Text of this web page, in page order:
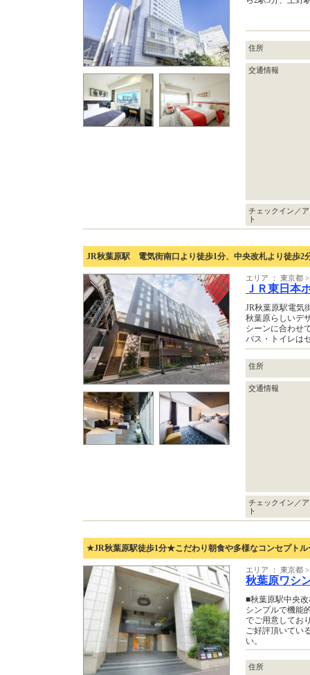
住所
交通情報
チェックイン／
ト
JR秋葉原駅 電気街南口より徒歩1分、中央改札より徒歩2
エリア ： 東京都
ＪＲ東日
JR秋葉原駅電気
秋葉原らしいデ
シーンに合わせ
バス・トイレは
住所
交通情報
チェックイン／
ト
★JR秋葉原駅徒歩1分★こだわり朝食や多様なコンセプトル
エリア ： 東京都
秋葉原ワシ
■秋葉原駅中央
シンプルで機能
でご用意してお
ご好評頂いてい
い。
住所